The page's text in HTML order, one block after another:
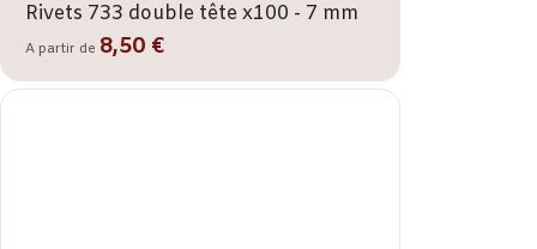
Rivets 733 double tête x100 - 7 mm
A partir de 8,50 €